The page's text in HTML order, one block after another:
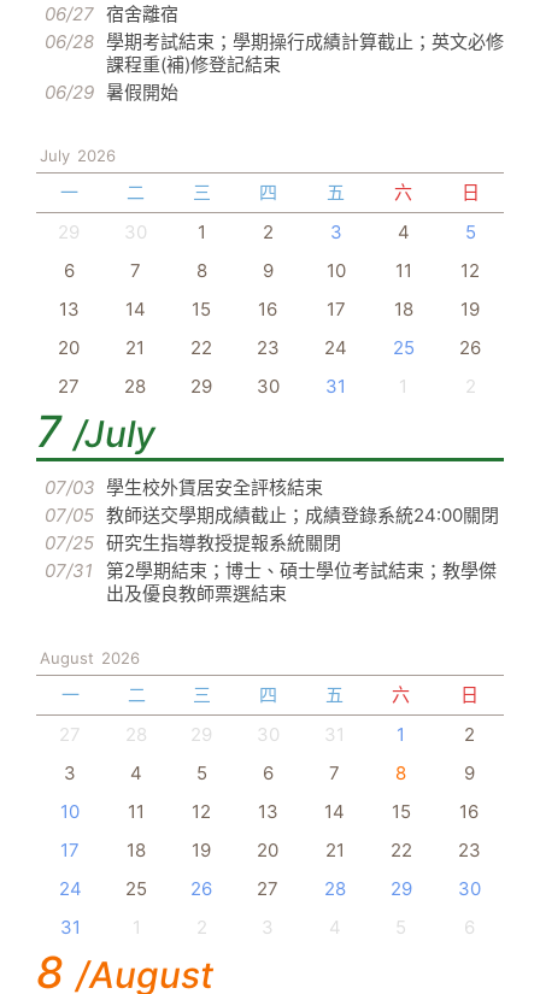
06/27 宿舍離宿
06/28 學期考試結束；學期操行成績計算截止；英文必修
課程重(補)修登記結束
06/29 暑假開始
July 2026
一 二 三 四 五 六
日
29
30 1 2 3 4
5
6
7 8 9 10 11
12
13
14 15 16 17 18
19
20
21 22 23 24 25
26
27
28 29 30 31 1 2
7 /July
07/03 學生校外賃居安全評核結束
07/05 教師送交學期成績截止；成績登錄系統24:00關閉
07/25 研究生指導教授提報系統關閉
07/31
第2學期結束；博士、碩士學位考試結束；教學傑
出及優良教師票選結束
August 2026
一 二 三 四 五 六
日
27
28 29 30 31 1
2
3
4 5 6 7 8
9
10
11 12 13 14 15
16
17
18 19 20 21 22
23
24
25 26 27 28 29
30
31
1 2 3 4 5 6
8 /August